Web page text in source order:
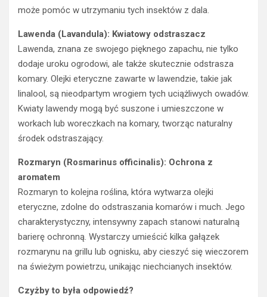
może pomóc w utrzymaniu tych insektów z dala.
Lawenda (Lavandula): Kwiatowy odstraszacz
Lawenda, znana ze swojego pięknego zapachu, nie tylko
dodaje uroku ogrodowi, ale także skutecznie odstrasza
komary. Olejki eteryczne zawarte w lawendzie, takie jak
linalool, są nieodpartym wrogiem tych uciążliwych owadów.
Kwiaty lawendy mogą być suszone i umieszczone w
workach lub woreczkach na komary, tworząc naturalny
środek odstraszający.
Rozmaryn (Rosmarinus officinalis): Ochrona z
aromatem
Rozmaryn to kolejna roślina, która wytwarza olejki
eteryczne, zdolne do odstraszania komarów i much. Jego
charakterystyczny, intensywny zapach stanowi naturalną
barierę ochronną. Wystarczy umieścić kilka gałązek
rozmarynu na grillu lub ognisku, aby cieszyć się wieczorem
na świeżym powietrzu, unikając niechcianych insektów.
Czyżby to była odpowiedź?